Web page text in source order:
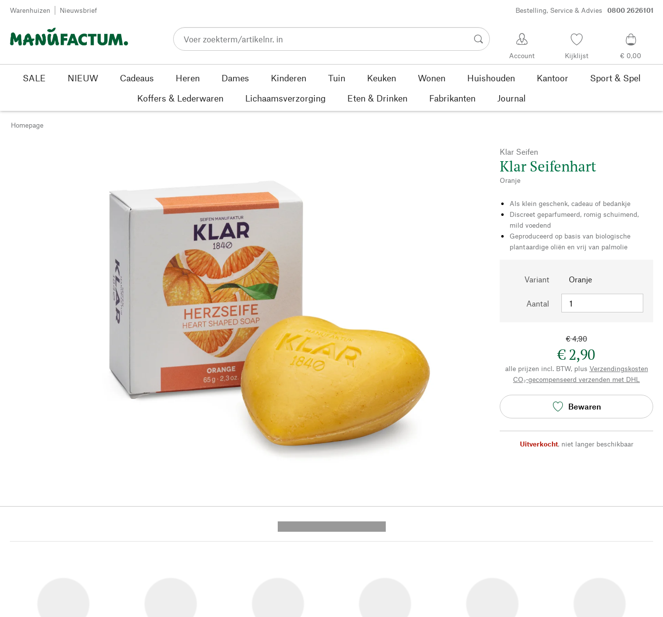
Passer au contenu
Warenhuizen Nieuwsbrief Bestelling, Service & Advies 0800 2626101
Account Kijklijst € 0,00
SALE NIEUW Cadeaus Heren Dames Kinderen Tuin Keuken Wonen Huishouden Kantoor
Sport & Spel
Koffers & Lederwaren
Lichaamsverzorging Eten & Drinken Fabrikanten Journal
Homepage
Klar Seifen
Klar Seifenhart
Oranje
Als klein geschenk, cadeau of bedankje
Discreet geparfumeerd, romig schuimend,
mild voedend
Geproduceerd op basis van biologische
plantaardige oliën en vrij van palmolie
Variant Oranje
Aantal
€ 4,90
€ 2,90
alle prijzen incl. BTW, plus Verzendingskosten
CO₂-gecompenseerd verzenden met DHL
Bewaren
Uitverkocht, niet langer beschikbaar